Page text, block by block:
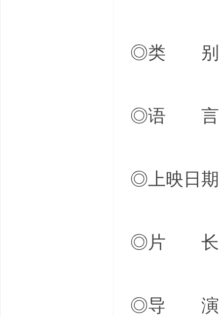
◎类 别
◎语 言
◎上映日
◎片 长
◎导 演